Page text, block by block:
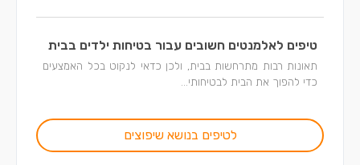
טיפים לאלמנטים חשובים עבור בטיחות ילדים בבית
תאונות רבות מתרחשות בבית, ולכן כדאי לנקוט בכל האמצעים
כדי להפוך את הבית לבטיחותי...
לטיפים בנושא שיפוצים